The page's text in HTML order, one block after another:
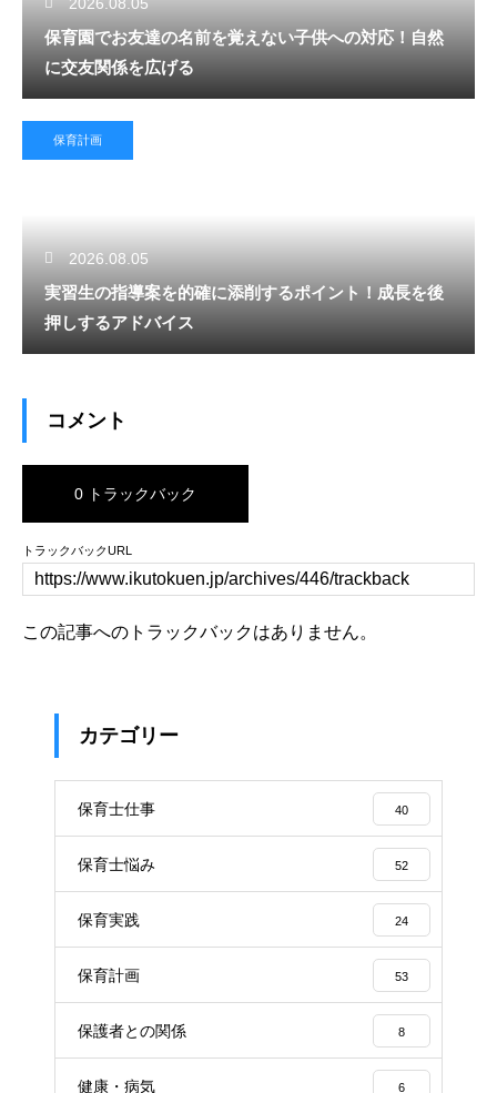
保育園でお友達の名前を覚えない子供への対応！自然
に交友関係を広げる
保育計画
2026.08.05
実習生の指導案を的確に添削するポイント！成長を後
押しするアドバイス
コメント
0 トラックバック
トラックバックURL
この記事へのトラックバックはありません。
カテゴリー
保育士仕事 40
保育士悩み 52
保育実践 24
保育計画 53
保護者との関係 8
健康・病気 6